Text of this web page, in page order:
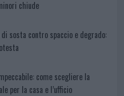
chiude
sosta contro spaccio e degrado:
come scegliere la
per la casa e l’ufficio